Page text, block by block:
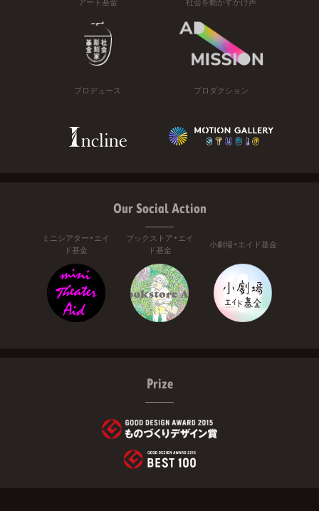
プロデュース プロダクション
Our Social Action
ミニシアター・エイ
ド基金
ブックストア・エイ
ド基金
小劇場・エイド基金
Prize